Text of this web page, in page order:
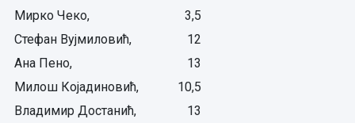
Мирко Чеко,
3,5
Стефан Вујмиловић,
12
Ана Пено,
13
Милош Којадиновић,
10,5
Владимир Достанић,
13